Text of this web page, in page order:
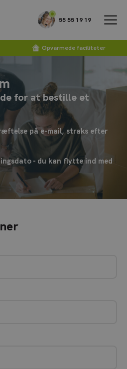
55 55 19 19
Opvarmede faciliteter
for at bestille et
på e-mail, straks efter
- du kan flytte ind med